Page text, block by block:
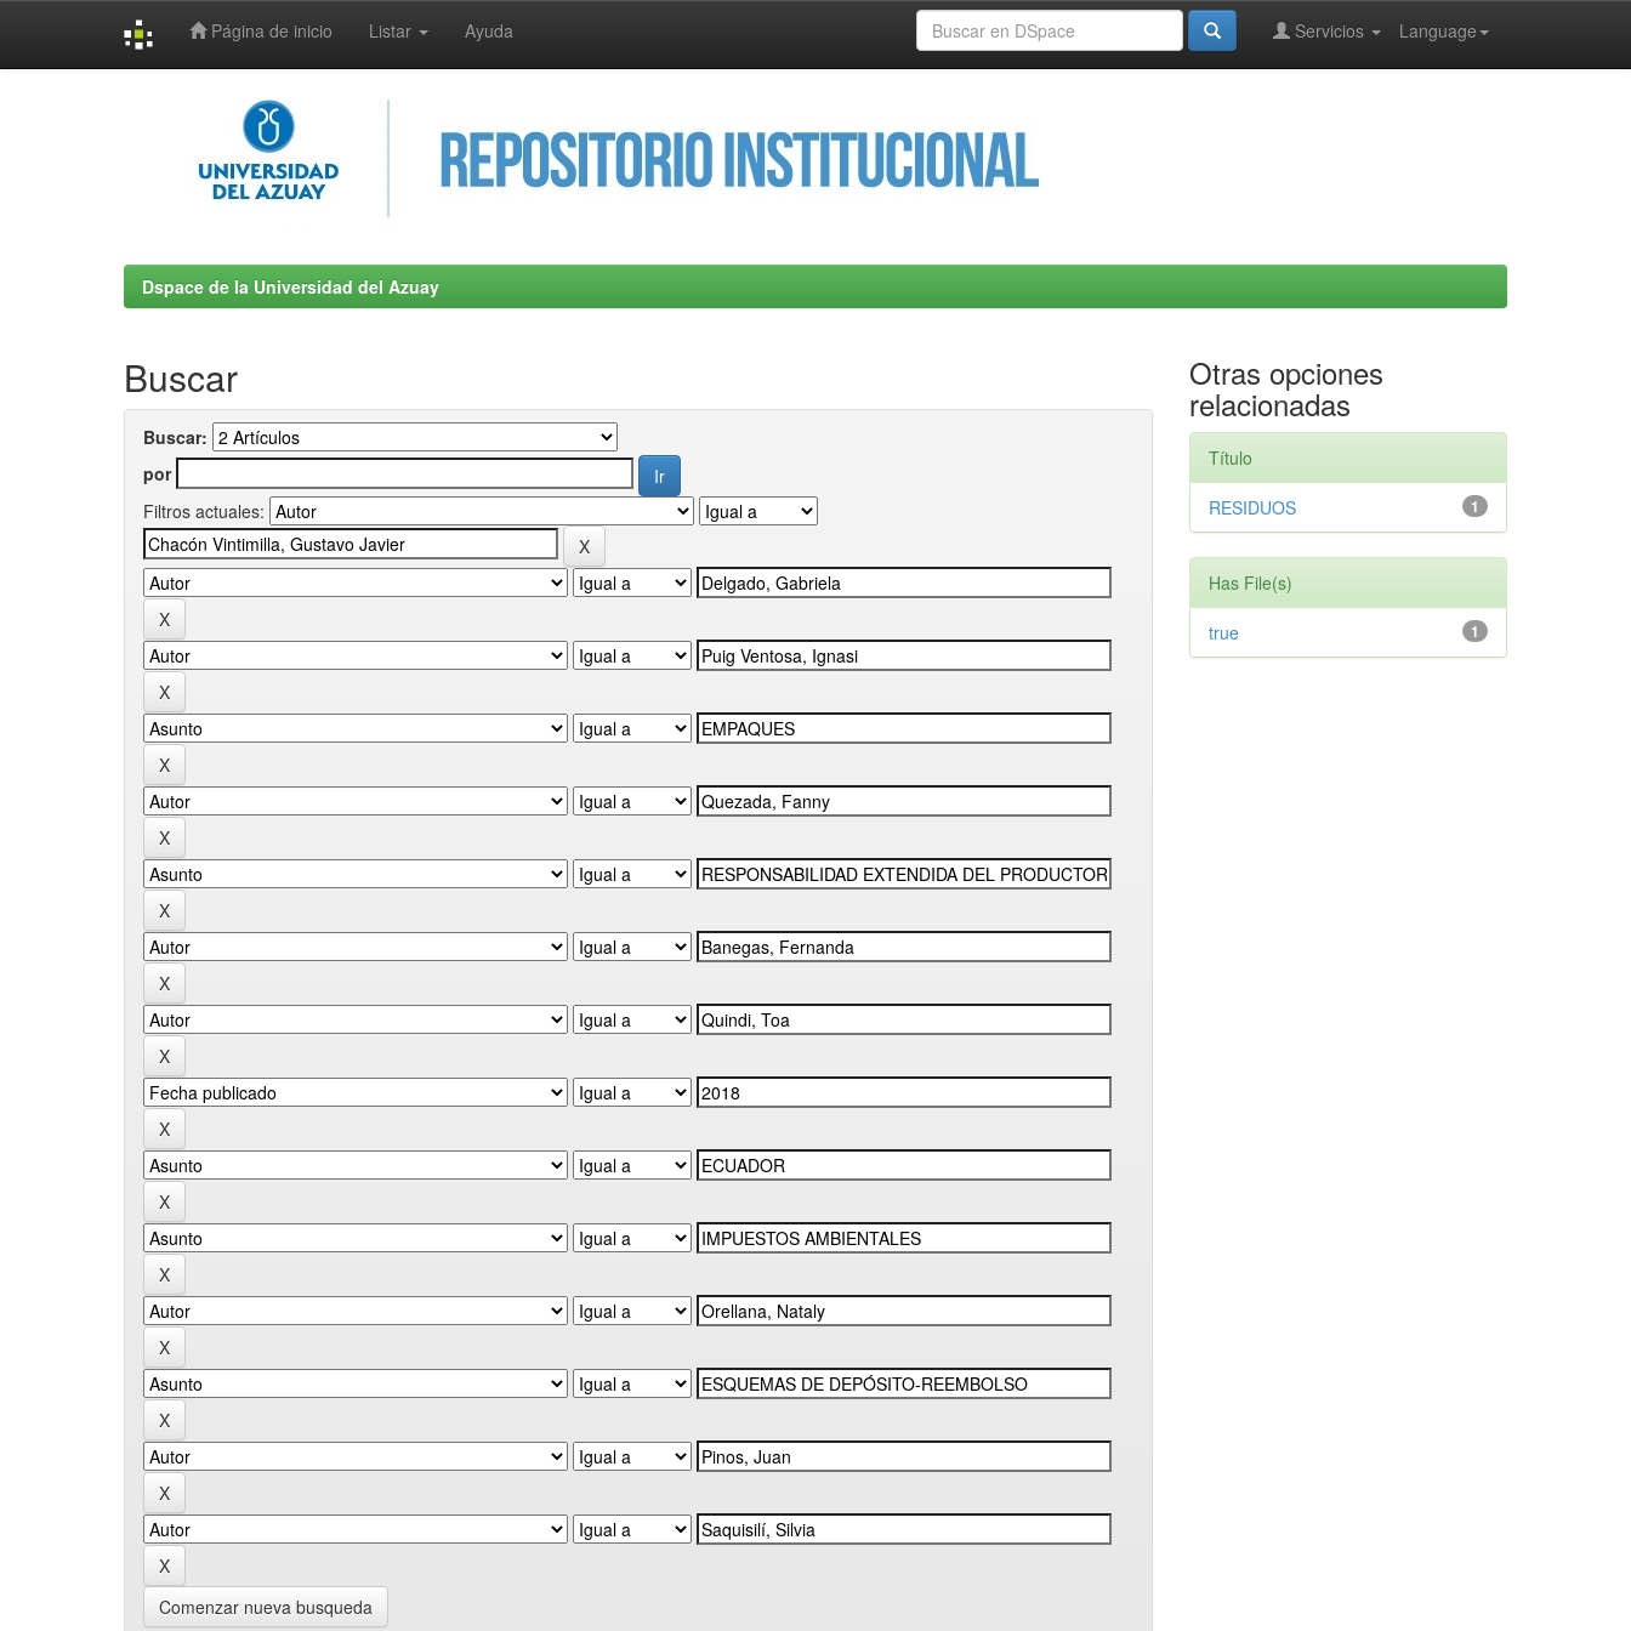
Página de inicio Listar Ayuda Language
Servicios
Dspace de la Universidad del Azuay
Buscar
Buscar:
por
Filtros actuales:
Comenzar nueva busqueda
Otras opciones
relacionadas
Título
1
RESIDUOS
Has File(s)
1
true